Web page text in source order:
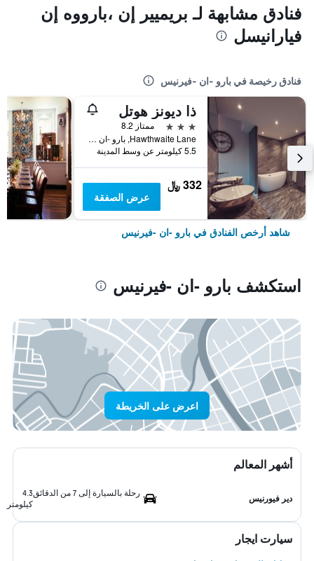
فنادق مشابهة لـ بريميير إن ،بارووه إن
فيارانيسل
فنادق رخيصة في بارو -ان -فيرنيس
ذا ديونز هوتل
3 نجوم
ممتاز 8.2
Hawthwaite Lane, بارو -ان -فيرنيس, المملكة المتحدة
5.5 كيلومتر عن وسط المدينة
332 ﷼
عرض الصفقة
شاهد أرخص الفنادق في بارو -ان -فيرنيس
استكشف بارو -ان -فيرنيس
اعرض على الخريطة
أشهر المعالم
دير فيورنيس
رحلة بالسيارة إلى 7 من الدقائق
4.3
كيلومتر
سيارت ايجار